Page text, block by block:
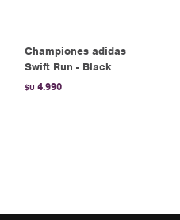
Championes adidas
Swift Run - Black
$U 4.990